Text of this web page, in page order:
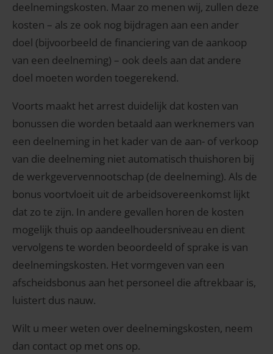
deelnemingskosten. Maar zo menen wij, zullen deze
kosten – als ze ook nog bijdragen aan een ander
doel (bijvoorbeeld de financiering van de aankoop
van een deelneming) – ook deels aan dat andere
doel moeten worden toegerekend.
Voorts maakt het arrest duidelijk dat kosten van
bonussen die worden betaald aan werknemers van
een deelneming in het kader van de aan- of verkoop
van die deelneming niet automatisch thuishoren bij
de werkgevervennootschap (de deelneming). Als de
bonus voortvloeit uit de arbeidsovereenkomst lijkt
dat zo te zijn. In andere gevallen horen de kosten
mogelijk thuis op aandeelhoudersniveau en dient
vervolgens te worden beoordeeld of sprake is van
deelnemingskosten. Het vormgeven van een
afscheidsbonus aan het personeel die aftrekbaar is,
luistert dus nauw.
Wilt u meer weten over deelnemingskosten, neem
dan contact op met ons op.